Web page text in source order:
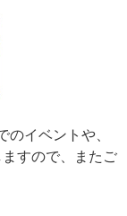
のイベントや、
すので、またご